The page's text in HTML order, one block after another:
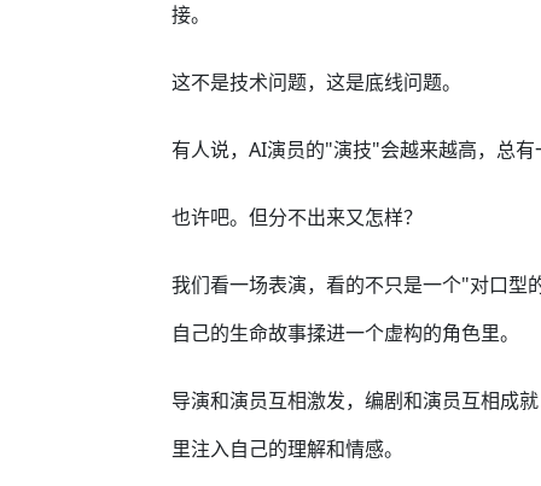
接。
这不是技术问题，这是底线问题。
有人说，AI演员的"演技"会越来越高，总
也许吧。但分不出来又怎样？
我们看一场表演，看的不只是一个"对口型
自己的生命故事揉进一个虚构的角色里。
导演和演员互相激发，编剧和演员互相成
里注入自己的理解和情感。